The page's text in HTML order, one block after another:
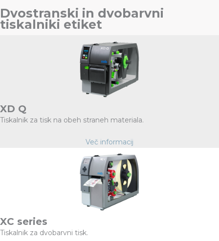
Dvostranski in dvobarvni
tiskalniki etiket
XD Q
Tiskalnik za tisk na obeh straneh materiala.
Več informacij
XC series
Tiskalnik za dvobarvni tisk.